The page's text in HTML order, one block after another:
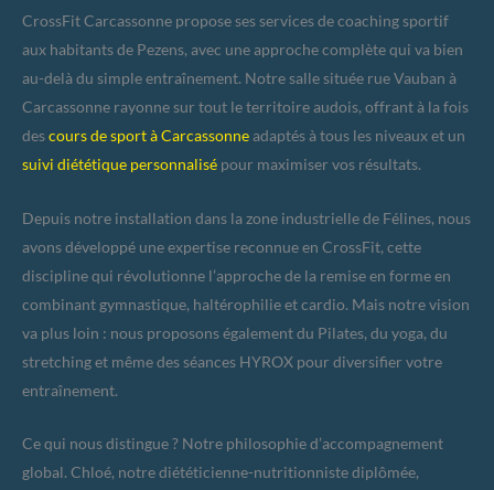
CrossFit Carcassonne propose ses services de coaching sportif
aux habitants de Pezens, avec une approche complète qui va bien
au-delà du simple entraînement. Notre salle située rue Vauban à
Carcassonne rayonne sur tout le territoire audois, offrant à la fois
descours de sport à Carcassonneadaptés à tous les niveaux et un
suivi diététique personnalisé pour maximiser vos résultats.
Depuis notre installation dans la zone industrielle de Félines, nous
avons développé une expertise reconnue en CrossFit, cette
discipline qui révolutionne l’approche de la remise en forme en
combinant gymnastique, haltérophilie et cardio. Mais notre vision
va plus loin : nous proposons également du Pilates, du yoga, du
stretching et même des séances HYROX pour diversifier votre
entraînement.
Ce qui nous distingue ? Notre philosophie d’accompagnement
global. Chloé, notre diététicienne-nutritionniste diplômée,